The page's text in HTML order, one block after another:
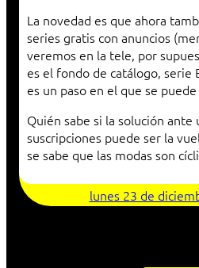
La novedad es que ahora
series gratis con anuncios
veremos en la tele, por
es el fondo de catálogo, serie
es un paso en el que se
Quién sabe si la solución
suscripciones puede ser la
se sabe que las modas son
lunes 23 de